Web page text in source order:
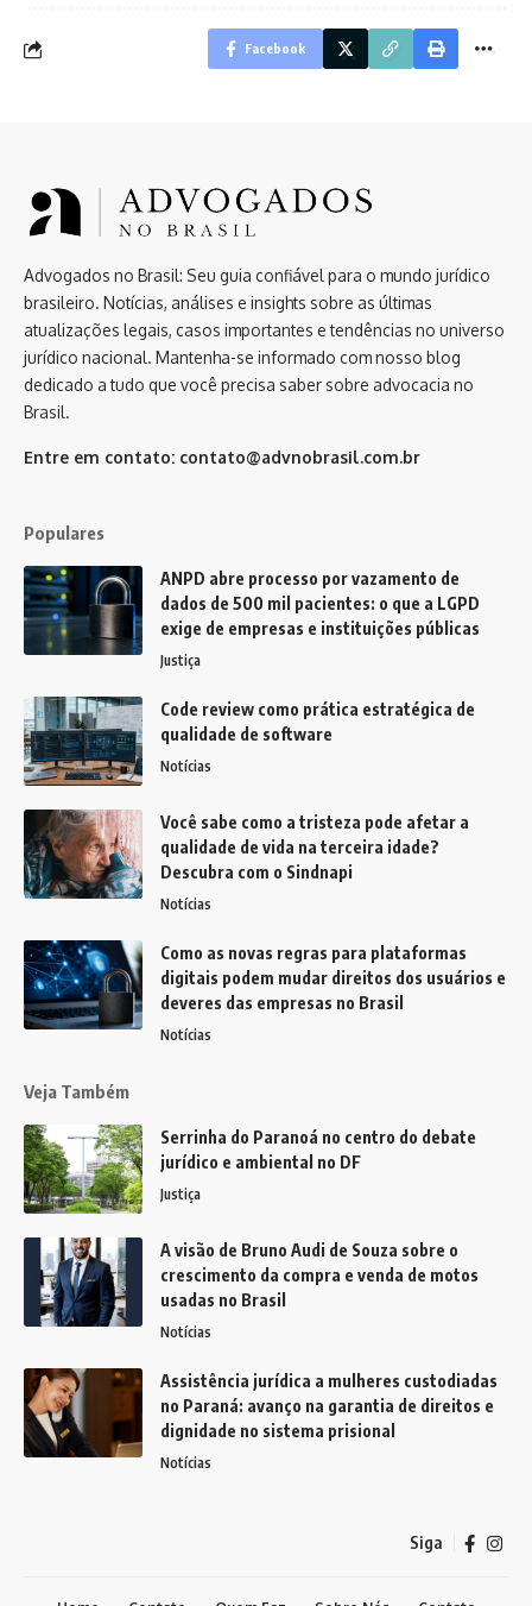
Facebook
Advogados no Brasil: Seu guia confiável para o mundo jurídico
brasileiro. Notícias, análises e insights sobre as últimas
atualizações legais, casos importantes e tendências no universo
jurídico nacional. Mantenha-se informado com nosso blog
dedicado a tudo que você precisa saber sobre advocacia no
Brasil.
Entre em contato: contato@advnobrasil.com.br
Populares
ANPD abre processo por vazamento de
dados de 500 mil pacientes: o que a LGPD
exige de empresas e instituições públicas
Justiça
Code review como prática estratégica de
qualidade de software
Notícias
Você sabe como a tristeza pode afetar a
qualidade de vida na terceira idade?
Descubra com o Sindnapi
Notícias
Como as novas regras para plataformas
digitais podem mudar direitos dos usuários e
deveres das empresas no Brasil
Notícias
Veja Também
Serrinha do Paranoá no centro do debate
jurídico e ambiental no DF
Justiça
A visão de Bruno Audi de Souza sobre o
crescimento da compra e venda de motos
usadas no Brasil
Notícias
Assistência jurídica a mulheres custodiadas
no Paraná: avanço na garantia de direitos e
dignidade no sistema prisional
Notícias
Siga